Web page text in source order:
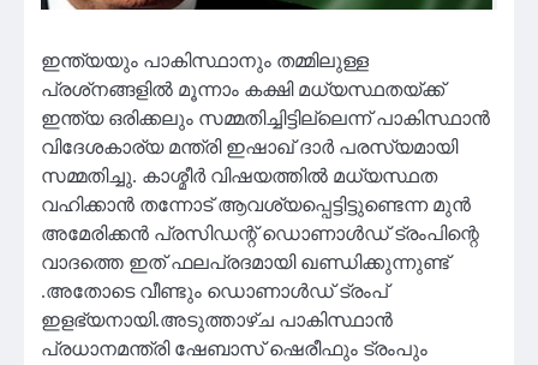
ഇന്ത്യയും പാകിസ്ഥാനും തമ്മിലുള്ള
പ്രശ്‌നങ്ങളിൽ മൂന്നാം കക്ഷി മധ്യസ്ഥതയ്ക്ക്
ഇന്ത്യ ഒരിക്കലും സമ്മതിച്ചിട്ടില്ലെന്ന് പാകിസ്ഥാൻ
വിദേശകാര്യ മന്ത്രി ഇഷാഖ് ദാർ പരസ്യമായി
സമ്മതിച്ചു. കാശ്മീർ വിഷയത്തിൽ മധ്യസ്ഥത
വഹിക്കാൻ തന്നോട് ആവശ്യപ്പെട്ടിട്ടുണ്ടെന്ന മുൻ
അമേരിക്കൻ പ്രസിഡന്റ് ഡൊണാൾഡ് ട്രംപിന്റെ
വാദത്തെ ഇത് ഫലപ്രദമായി ഖണ്ഡിക്കുന്നുണ്ട്
.അതോടെ വീണ്ടും ഡൊണാൾഡ് ട്രംപ്
ഇളഭ്യനായി.അടുത്താഴ്ച പാകിസ്ഥാൻ
പ്രധാനമന്ത്രി ഷേബാസ് ഷെരീഫും ട്രംപും